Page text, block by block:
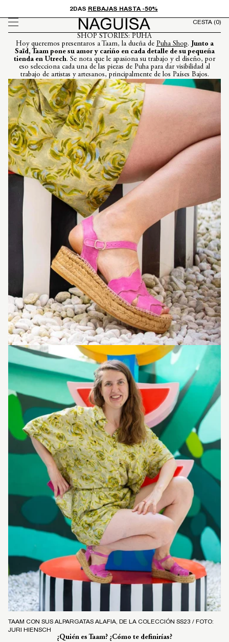
directamente
al contenido
2DAS REBAJAS HASTA -50%
CESTA (0)
SHOP STORIES: PUHA
Hoy queremos presentaros a Taam, la dueña de Puha Shop. Junto a
Saïd, Taam pone su amor y cariño en cada detalle de su pequeña
tienda en Utrech. Se nota que le apasiona su trabajo y el diseño, por
eso selecciona cada una de las piezas de Puha para dar visibilidad al
trabajo de artistas y artesanos, principalmente de los Países Bajos.
TAAM CON SUS ALPARGATAS ALAFIA, DE LA COLECCIÓN SS23 / FOTO:
JURI HIENSCH
¿Quién es Taam? ¿Cómo te definirías?